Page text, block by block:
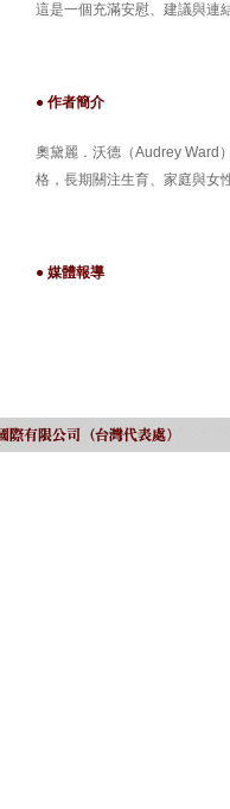
這是一個充滿安慰、建議與連
● 作者簡介
奧黛麗．沃德（Audrey Ward
格，長期關注生育、家庭與女
● 媒體報導